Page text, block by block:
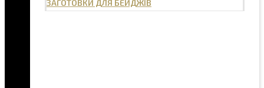
ЗАГОТОВКИ ДЛЯ БЕЙДЖІВ